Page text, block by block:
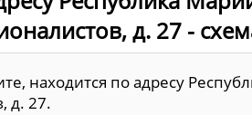
д. 27 -
находится по адресу
д. 27.